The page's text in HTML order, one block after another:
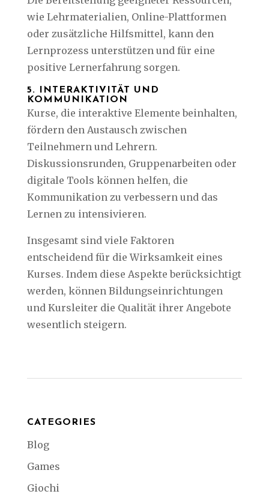
wie Lehrmaterialien, Online-Plattformen
oder zusätzliche Hilfsmittel, kann den
Lernprozess unterstützen und für eine
positive Lernerfahrung sorgen.
5. INTERAKTIVITÄT UND
KOMMUNIKATION
Kurse, die interaktive Elemente beinhalten,
fördern den Austausch zwischen
Teilnehmern und Lehrern.
Diskussionsrunden, Gruppenarbeiten oder
digitale Tools können helfen, die
Kommunikation zu verbessern und das
Lernen zu intensivieren.
Insgesamt sind viele Faktoren
entscheidend für die Wirksamkeit eines
Kurses. Indem diese Aspekte berücksichtigt
werden, können Bildungseinrichtungen
und Kursleiter die Qualität ihrer Angebote
wesentlich steigern.
CATEGORIES
Blog
Games
Giochi